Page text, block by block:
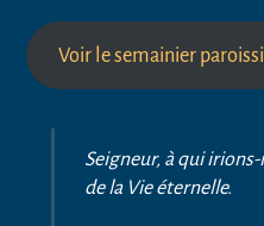
Voir le semainier
Seigneur, à qui irions-
de la Vie éternelle.